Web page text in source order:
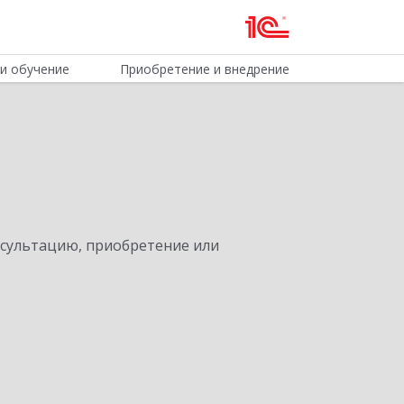
обучение Приобретение и внедрение
приобретение или